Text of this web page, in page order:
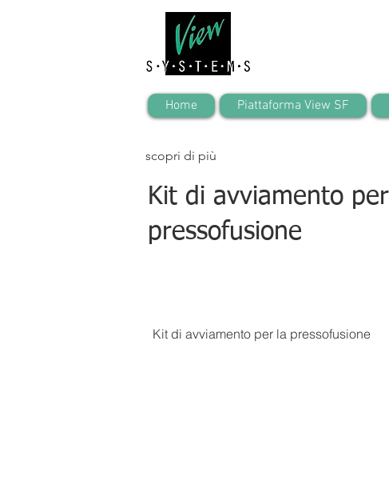
Home Piattaforma View SF
scopri di più
Kit di avviamento
pressofusione
Kit di avviamento per la pressofusione